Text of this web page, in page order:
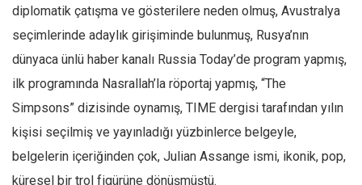
diplomatik çatışma ve gösterilere neden olmuş, Avustralya
seçimlerinde adaylık girişiminde bulunmuş, Rusya’nın
dünyaca ünlü haber kanalı Russia Today’de program yapmış,
ilk programında Nasrallah’la röportaj yapmış, “The
Simpsons” dizisinde oynamış, TIME dergisi tarafından yılın
kişisi seçilmiş ve yayınladığı yüzbinlerce belgeyle,
belgelerin içeriğinden çok, Julian Assange ismi, ikonik, pop,
küresel bir trol figürüne dönüşmüştü.